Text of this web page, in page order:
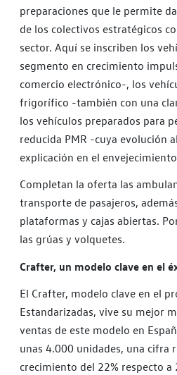
preparaciones que le permite
de los colectivos estratégicos
sector. Aquí se inscriben los
segmento en crecimiento
comercio electrónico-, los
frigorífico -también con una
los vehículos preparados para
reducida PMR -cuya evolución
explicación en el
Completan la oferta las
transporte de pasajeros,
plataformas y cajas abiertas.
las grúas y volquetes.
Crafter, un modelo clave en el
El Crafter, modelo clave en el
Estandarizadas, vive su mejor
ventas de este modelo en
unas 4.000 unidades, una cifra
crecimiento del 22% respecto a